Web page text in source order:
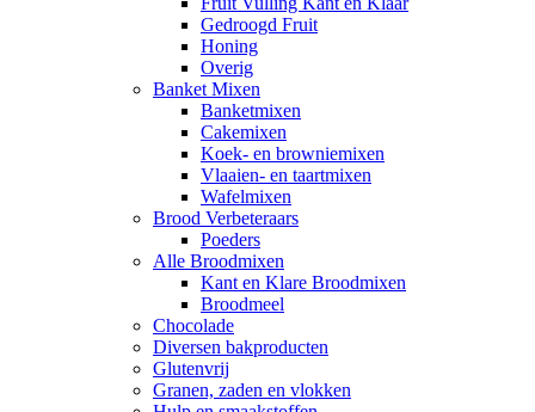
Gedroogd Fruit
Honing
Overig
Banket Mixen
Banketmixen
Cakemixen
Koek- en browniemixen
Vlaaien- en taartmixen
Wafelmixen
Brood Verbeteraars
Poeders
Alle Broodmixen
Kant en Klare Broodmixen
Broodmeel
Chocolade
Diversen bakproducten
Glutenvrij
Granen, zaden en vlokken